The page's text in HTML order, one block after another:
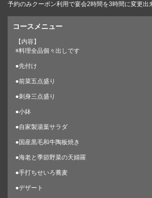
予約のみクーポン利用で宴会2時間を3時間に変更出
コースメニュー
【内容】
※料理全品個々出しです
●先付け
●前菜五点盛り
●刺身三点盛り
●小鉢
●自家製湯葉サラダ
●国産黒毛和牛陶板焼き
●海老と季節野菜の天婦羅
●手打ちせいろ蕎麦
●デザート
この店舗情報をシェアす
2200円で飲み放題が付けられます。 | 水